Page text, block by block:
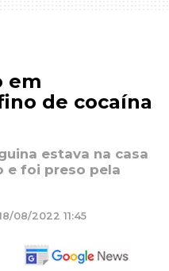
em
de cocaína
estava na casa
e foi preso pela
08/2022 11:45